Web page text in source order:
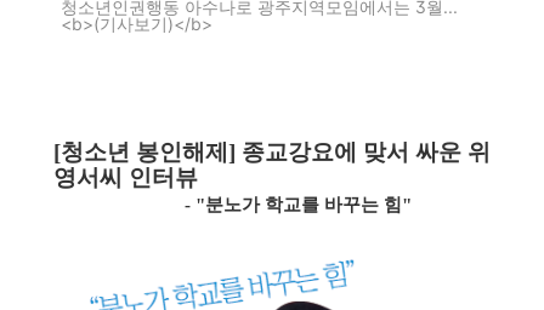
청소년인권행동 아수나로 광주지역모임에서는 3월...
<b>(기사보기)</b>
[청소년 봉인해제 ] 종교강요에 맞서 싸운 위
영서씨 인터뷰
- "분노가 학교를 바꾸는 힘"